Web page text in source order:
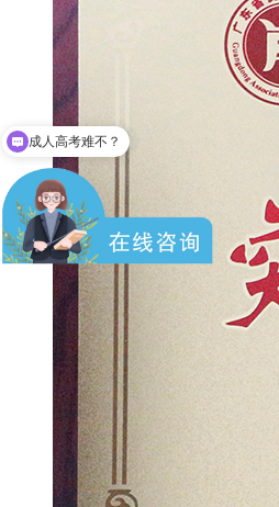
成人高考难不？
现在有那些专业可以报？